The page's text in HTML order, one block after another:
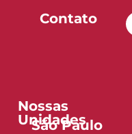
Contato
Nossas
Unidades
São Paulo